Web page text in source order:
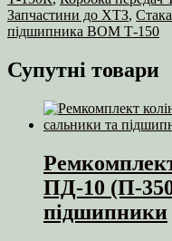
Запчастини до ХТЗ,
підшипника ВОМ Т‑150
Супутні товари
ПД-10 (П-
підшипники